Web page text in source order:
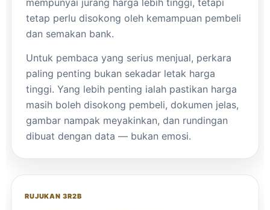
mempunyai jurang harga lebih tinggi, tetapi
tetap perlu disokong oleh kemampuan pembeli
dan semakan bank.
Untuk pembaca yang serius menjual, perkara
paling penting bukan sekadar letak harga
tinggi. Yang lebih penting ialah pastikan harga
masih boleh disokong pembeli, dokumen jelas,
gambar nampak meyakinkan, dan rundingan
dibuat dengan data — bukan emosi.
RUJUKAN 3R2B